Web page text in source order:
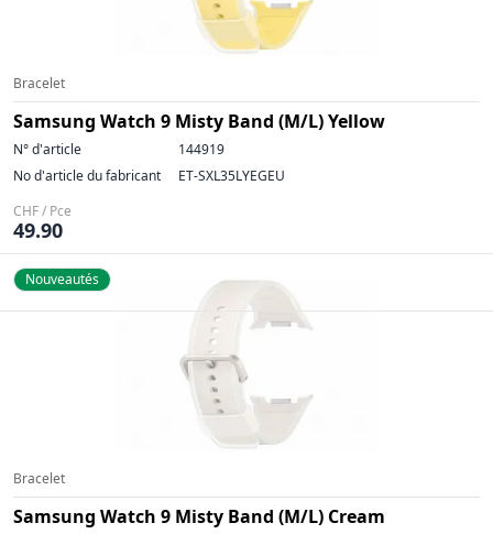
Bracelet
Samsung Watch 9 Misty Band (M/L) Yellow
N° d'article
144919
No d'article du fabricant
ET-SXL35LYEGEU
CHF / Pce
49.90
Nouveautés
Bracelet
Samsung Watch 9 Misty Band (M/L) Cream